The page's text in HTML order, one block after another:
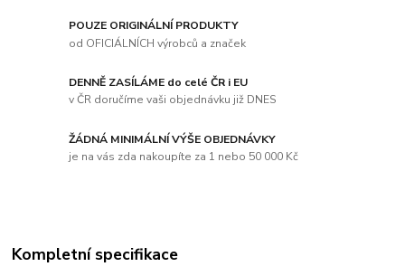
POUZE ORIGINÁLNÍ PRODUKTY
od OFICIÁLNÍCH výrobců a značek
DENNĚ ZASÍLÁME do celé ČR i EU
v ČR doručíme vaši objednávku již DNES
ŽÁDNÁ MINIMÁLNÍ VÝŠE OBJEDNÁVKY
je na vás zda nakoupíte za 1 nebo 50 000 Kč
Kompletní specifikace